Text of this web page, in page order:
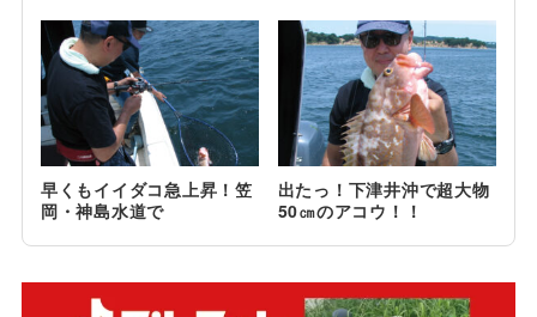
早くもイイダコ急上昇！笠
岡・神島水道で
出たっ！下津井沖で超大物
50㎝のアコウ！！